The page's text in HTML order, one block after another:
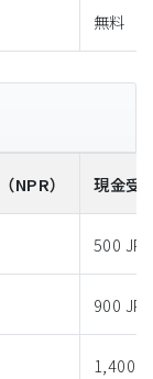
無料
（NPR） 現金受
500 JPY
900 JPY
1,400